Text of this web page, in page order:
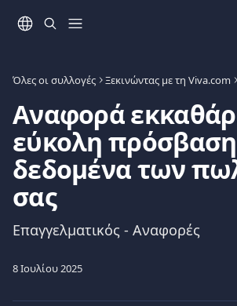
Όλες οι συλλογές Ξεκινώντας με τη Viva.com
Αναφορά
εύκολη
δεδομένα των
σας
Επαγγελματικός - Αναφορές
8 Ιουλίου 2025